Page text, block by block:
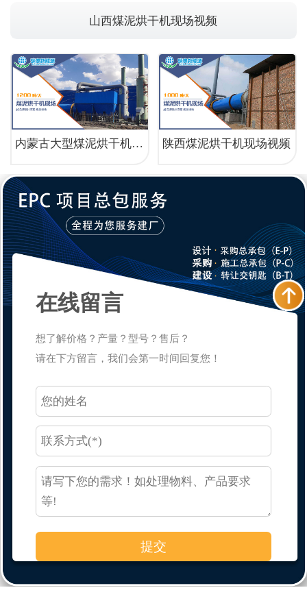
山西煤泥烘干机现场视频
内蒙古大型煤泥烘干机运行现场 陕西煤泥烘干机现场视频
在线留言
想了解价格？产量？型号？售后？
请在下方留言，我们会第一时间回复您！